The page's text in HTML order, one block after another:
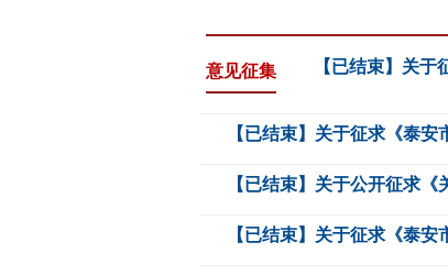
意见征集 【已结束】关
【已结束】关于征求《泰
【已结束】关于公开征求
【已结束】关于征求《泰